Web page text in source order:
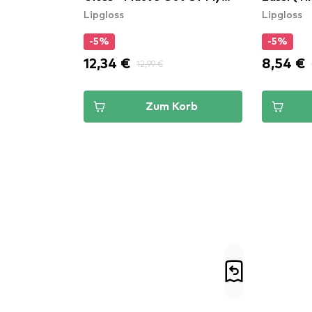
Way (DPLL08)
Lipgloss
-5%
12,34 € 12,99 €
Zum Korb
Lipgloss
-5%
8,54 €